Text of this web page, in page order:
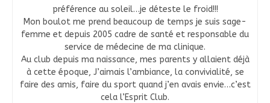
préférence au soleil…je déteste le froid!!!
Mon boulot me prend beaucoup de temps je suis sage-
femme et depuis 2005 cadre de santé et responsable du
service de médecine de ma clinique.
Au club depuis ma naissance, mes parents y allaient déjà
à cette époque, J’aimais l’ambiance, la convivialité, se
faire des amis, faire du sport quand j’en avais envie…c’est
cela l’Esprit Club.